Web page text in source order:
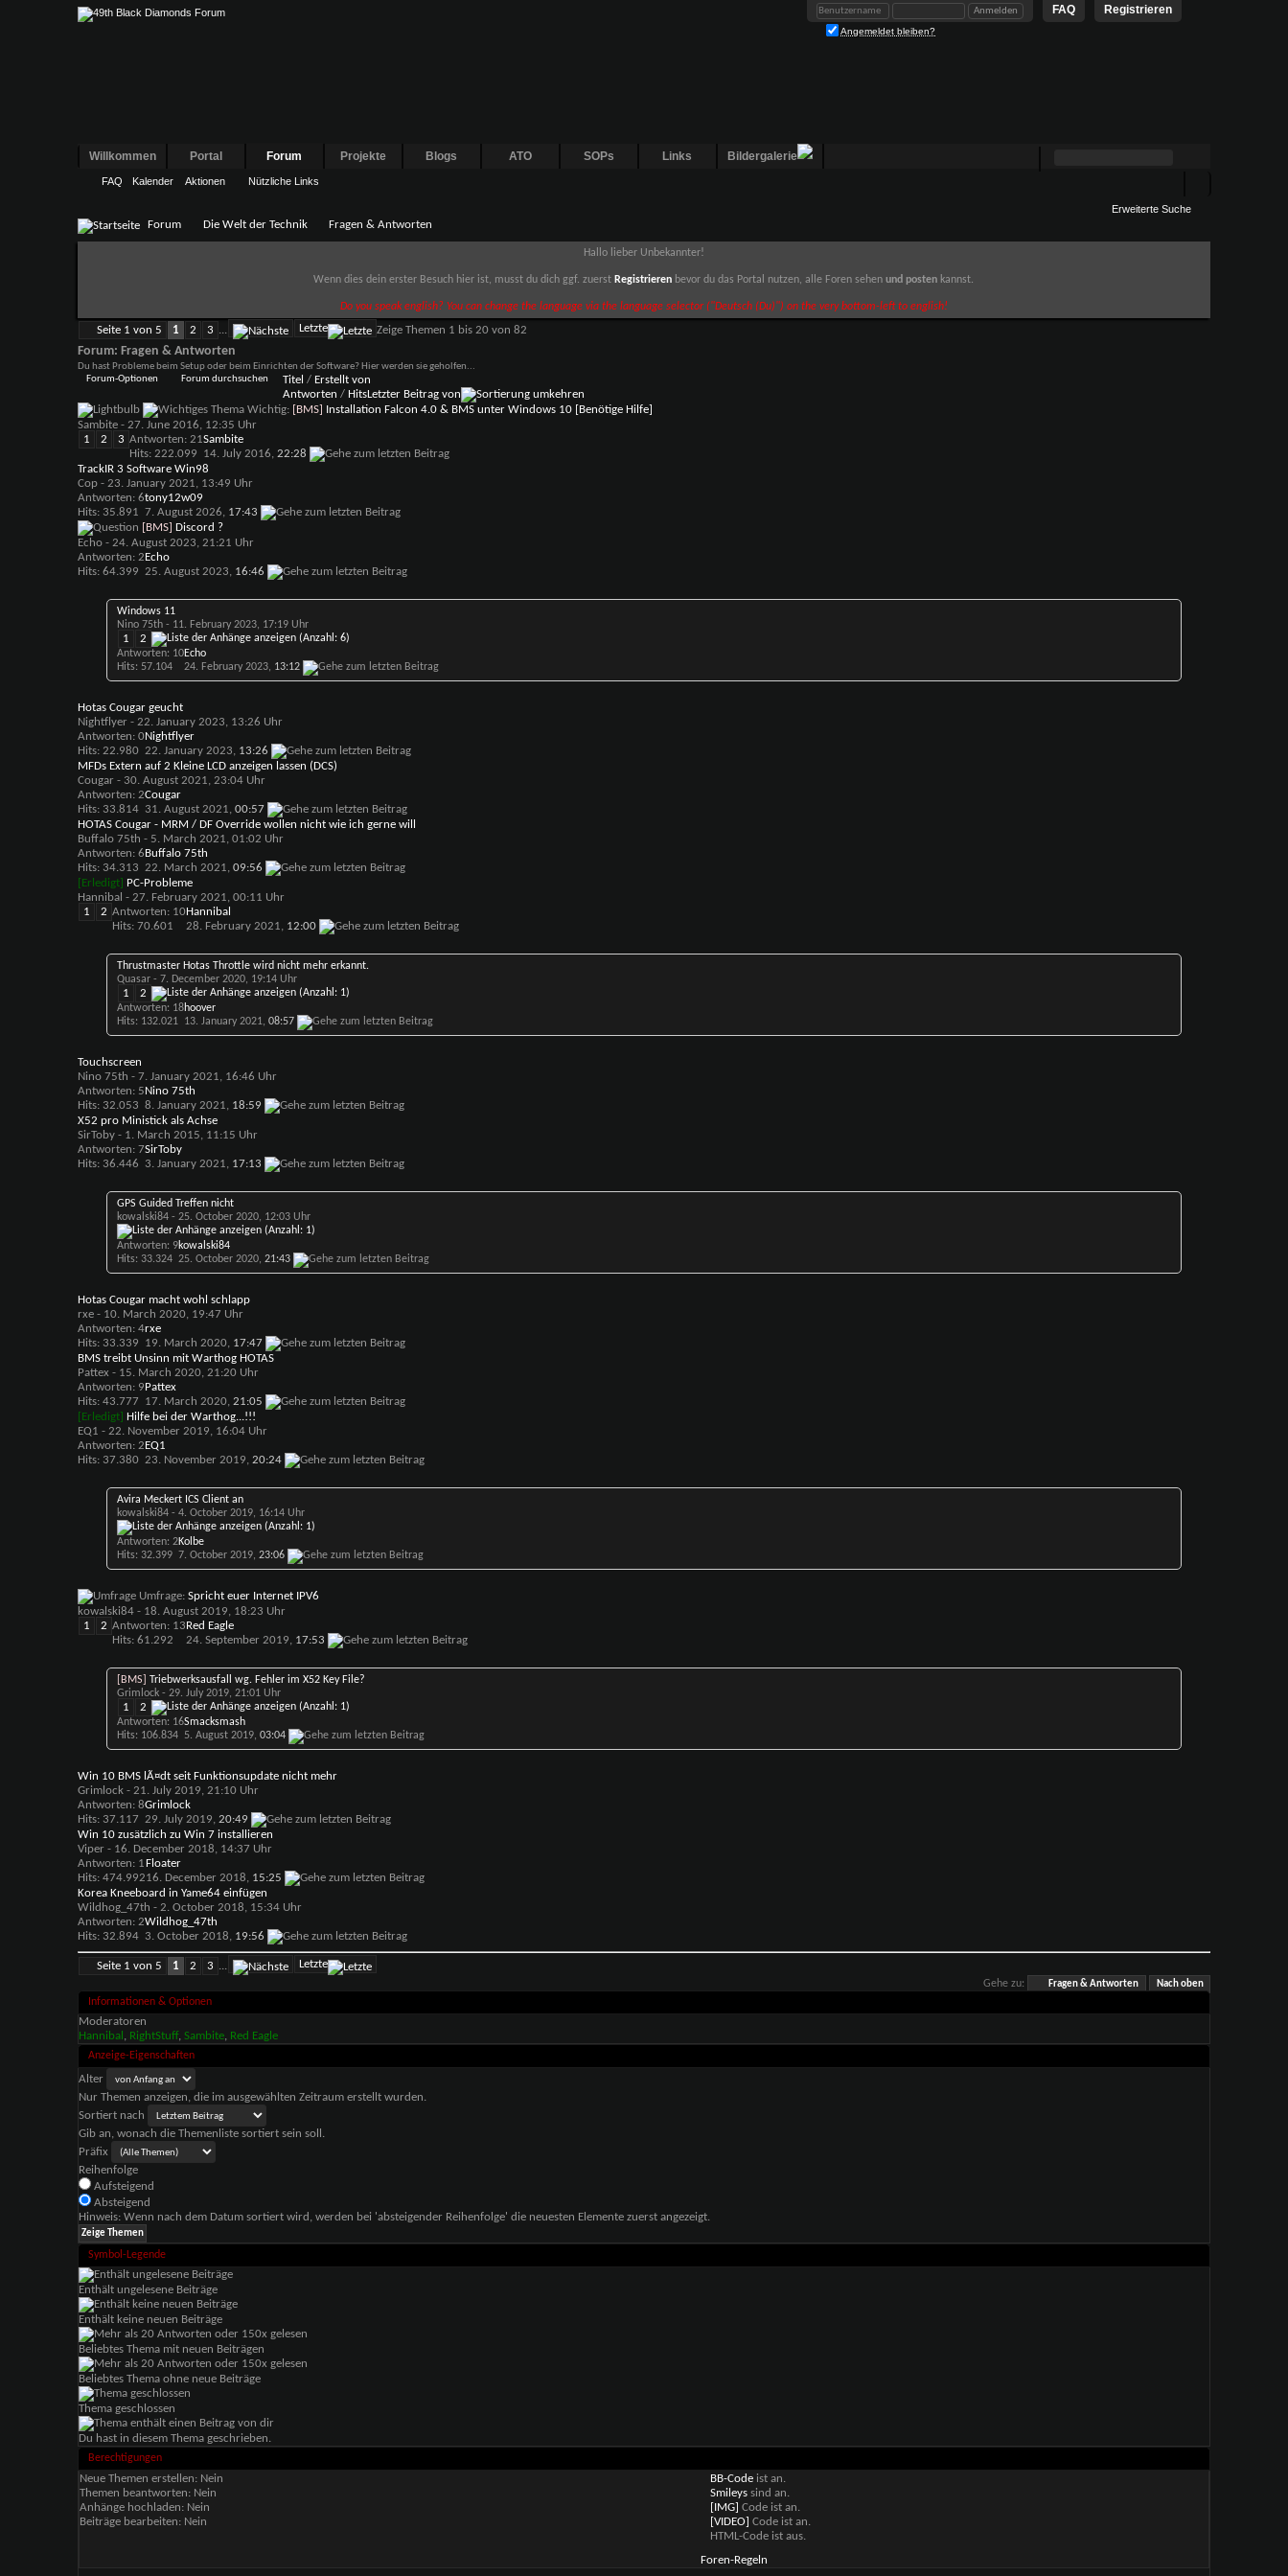
Registrieren
FAQ
Angemeldet bleiben?
Willkommen Portal Forum
FAQ Kalender Aktionen Nützliche Links
Projekte Blogs ATO SOPs Links Bildergalerie
Erweiterte Suche
Forum Die Welt der Technik Fragen & Antworten
Hallo lieber Unbekannter!
Wenn dies dein erster Besuch hier ist, musst du dich ggf. zuerst Registrieren bevor du das Portal nutzen, alle Foren sehenund posten kannst.
Do you speak english? You can change the language via the language selector ("Deutsch (Du)") on the very bottom-left to english!
Seite 1 von 5 1 2 3 ... Letzte Zeige Themen 1 bis 20 von 82
Forum: Fragen & Antworten
Du hast Probleme beim Setup oder beim Einrichten der Software? Hier werden sie geholfen...
Forum-Optionen
Forum durchsuchen Titel / Erstellt von
Antworten / HitsLetzter Beitrag von
Wichtig: [BMS] Installation Falcon 4.0 & BMS unter Windows 10 [Benötige Hilfe]
Sambite- 27. June 2016, 12:35 Uhr
1
2 3 Antworten: 21
Hits: 222.099
Sambite
14. July 2016, 22:28
TrackIR 3 Software Win98
Cop- 23. January 2021, 13:49 Uhr
Antworten: 6
Hits: 35.891
tony12w09
7. August 2026, 17:43
[BMS] Discord ?
Echo- 24. August 2023, 21:21 Uhr
Antworten: 2
Hits: 64.399
Echo
25. August 2023, 16:46
Windows 11
Nino 75th- 11. February 2023, 17:19 Uhr
1 2
Antworten: 10
Hits: 57.104
Echo
24. February 2023, 13:12
Hotas Cougar geucht
Nightflyer - 22. January 2023, 13:26 Uhr
Antworten: 0
Hits: 22.980
Nightflyer
22. January 2023, 13:26
MFDs Extern auf 2 Kleine LCD anzeigen lassen (DCS)
Cougar - 30. August 2021, 23:04 Uhr
Antworten: 2
Hits: 33.814
Cougar
31. August 2021, 00:57
HOTAS Cougar - MRM / DF Override wollen nicht wie ich gerne will
Buffalo 75th - 5. March 2021, 01:02 Uhr
Antworten: 6
Hits: 34.313
Buffalo 75th
22. March 2021, 09:56
[Erledigt] PC-Probleme
Hannibal - 27. February 2021, 00:11 Uhr
1
2 Antworten: 10
Hits: 70.601
Hannibal
28. February 2021, 12:00
Thrustmaster Hotas Throttle wird nicht mehr erkannt.
Quasar- 7. December 2020, 19:14 Uhr
1 2
Antworten: 18
Hits: 132.021
hoover
13. January 2021, 08:57
Touchscreen
Nino 75th - 7. January 2021, 16:46 Uhr
Antworten: 5
Hits: 32.053
Nino 75th
8. January 2021, 18:59
X52 pro Ministick als Achse
SirToby- 1. March 2015, 11:15 Uhr
Antworten: 7
Hits: 36.446
SirToby
3. January 2021, 17:13
GPS Guided Treffen nicht
kowalski84- 25. October 2020, 12:03 Uhr
Antworten: 9
Hits: 33.324
kowalski84
25. October 2020, 21:43
Hotas Cougar macht wohl schlapp
rxe- 10. March 2020, 19:47 Uhr
Antworten: 4
Hits: 33.339
rxe
19. March 2020, 17:47
BMS treibt Unsinn mit Warthog HOTAS
Pattex- 15. March 2020, 21:20 Uhr
Antworten: 9
Hits: 43.777
Pattex
17. March 2020, 21:05
[Erledigt] Hilfe bei der Warthog...!!!
EQ1 - 22. November 2019, 16:04 Uhr
Antworten: 2
Hits: 37.380
EQ1
23. November 2019, 20:24
Avira Meckert ICS Client an
kowalski84- 4. October 2019, 16:14 Uhr
Antworten: 2
Hits: 32.399
Kolbe
7. October 2019, 23:06
Umfrage: Spricht euer Internet IPV6
kowalski84- 18. August 2019, 18:23 Uhr
1
2 Antworten: 13
Hits: 61.292
Red Eagle
24. September 2019, 17:53
[BMS]
Triebwerksausfall wg. Fehler im X52 Key File?
Grimlock- 29. July 2019, 21:01 Uhr
1 2
Antworten: 16
Hits: 106.834
Smacksmash
5. August 2019, 03:04
Win 10 BMS lÃ¤dt seit Funktionsupdate nicht mehr
Grimlock- 21. July 2019, 21:10 Uhr
Antworten: 8
Hits: 37.117
Grimlock
29. July 2019, 20:49
Win 10 zusätzlich zu Win 7 installieren
Viper - 16. December 2018, 14:37 Uhr
Antworten: 1
Hits: 474.992
Floater
16. December 2018, 15:25
Korea Kneeboard in Yame64 einfügen
Wildhog_47th - 2. October 2018, 15:34 Uhr
Antworten: 2
Hits: 32.894
Wildhog_47th
3. October 2018, 19:56
Seite 1 von 5 1 2 3 ... Letzte
Gehe zu: Fragen & Antworten Nach oben
Informationen & Optionen
Moderatoren
Hannibal , RightStuff, Sambite, Red Eagle
Anzeige-Eigenschaften
Alter
Nur Themen anzeigen, die im ausgewählten Zeitraum erstellt wurden.
Sortiert nach
Gib an, wonach die Themenliste sortiert sein soll.
Präfix
Reihenfolge
Aufsteigend
Absteigend
Hinweis: Wenn nach dem Datum sortiert wird, werden bei 'absteigender Reihenfolge' die neuesten Elemente zuerst angezeigt.
Symbol-Legende
Enthält ungelesene Beiträge
Enthält keine neuen Beiträge
Beliebtes Thema mit neuen Beiträgen
Beliebtes Thema ohne neue Beiträge
Thema geschlossen
Du hast in diesem Thema geschrieben.
Berechtigungen
Neue Themen erstellen: Nein
Themen beantworten: Nein
Anhänge hochladen: Nein
Beiträge bearbeiten: Nein
BB-Codeist an.
Smileyssind an.
[IMG] Code ist an.
[VIDEO] Code ist an.
HTML-Code ist aus.
Foren-Regeln